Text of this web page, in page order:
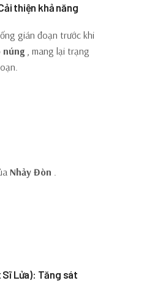
thiện khả năng
gián đoạn trước khi
núng , mang lại trạng
Nhảy Đòn
Lửa): Tăng sát